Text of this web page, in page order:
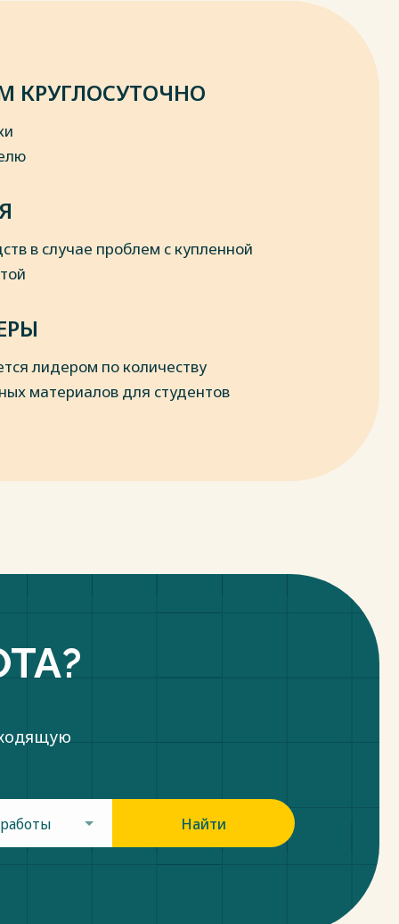
КРУГЛОСУТОЧНО
в случае проблем с купленной
лидером по количеству
материалов для студентов
Найти